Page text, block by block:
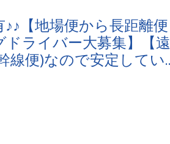
【地場便から長距離便
ライバー大募集】【遠
線便)なので安定してい
レット積込ですので体